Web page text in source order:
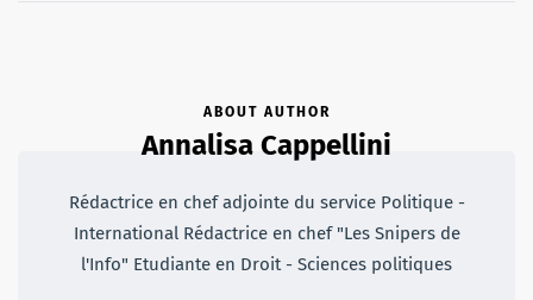
ABOUT AUTHOR
Annalisa Cappellini
Rédactrice en chef adjointe du service Politique -
International Rédactrice en chef "Les Snipers de
l'Info" Etudiante en Droit - Sciences politiques